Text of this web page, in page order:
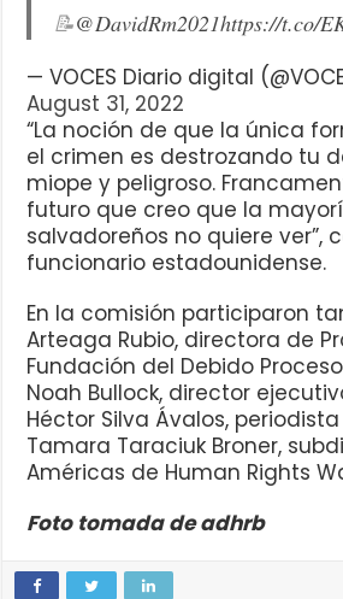
📝@DavidRm2021https://t.co/
— VOCES Diario digital
August 31, 2022
“La noción de que la única
el crimen es destrozando tu
miope y peligroso.
futuro que creo que la
salvadoreños no quiere ver”,
funcionario estadounidense.
En la comisión participaron
Arteaga Rubio, directora de
Fundación del Debido Proceso
Noah Bullock, director
Héctor Silva Ávalos,
Tamara Taraciuk Broner,
Américas de Human Rights
Foto tomada de adhrb